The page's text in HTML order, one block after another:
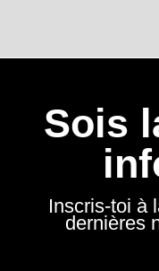
Sois
Inscris-toi à
dernières